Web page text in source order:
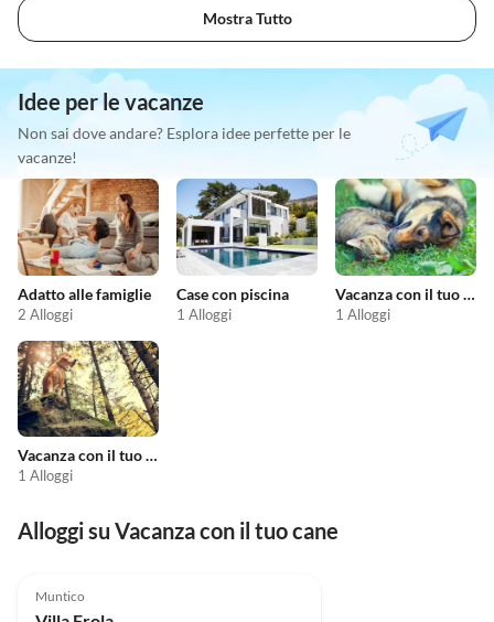
Mostra Tutto
Idee per le vacanze
Non sai dove andare? Esplora idee perfette per le
vacanze!
Adatto alle famiglie
2 Alloggi
Case con piscina
1 Alloggi
Vacanza con il tuo animale domestico
1 Alloggi
Vacanza con il tuo cane
1 Alloggi
Alloggi su Vacanza con il tuo cane
Muntico